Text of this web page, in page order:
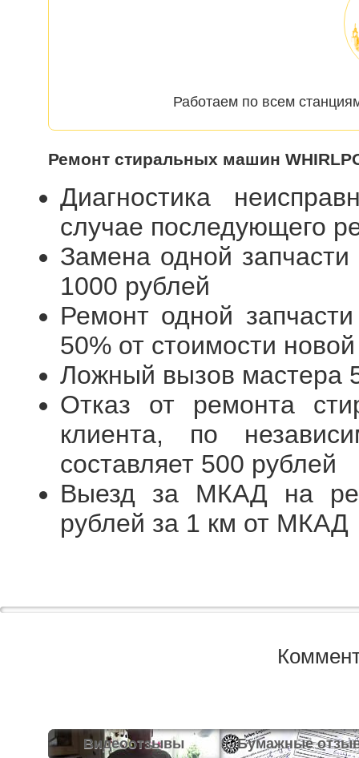
Работаем по всем
Ремонт стиральных машин
Диагностика
случае последующего
Замена одной
1000 рублей
Ремонт одной
50% от стоимости
Ложный вызов мастера
Отказ от ремонта
клиента, по
составляет 500 рублей
Выезд за МКАД на
рублей за 1 км от МКАД
Видеоотзывы Бумажные